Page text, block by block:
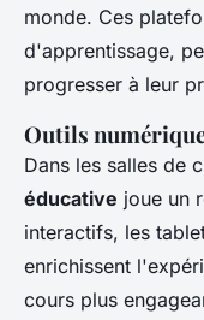
monde. Ces
d'apprentissage,
progresser à leur
Outils
Dans les salles de
éducative joue un
interactifs, les
enrichissent
cours plus